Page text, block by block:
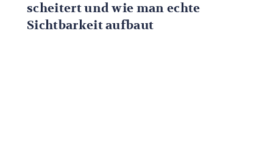
scheitert und wie man echte
Sichtbarkeit aufbaut